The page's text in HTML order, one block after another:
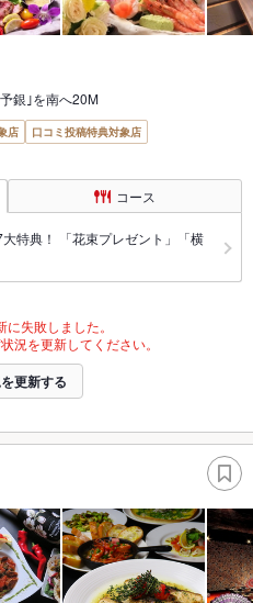
銀｣を南へ20M
店
口コミ投稿特典対象店
コース
特典！ 「花束プレゼント」「横
失敗しました。
況を更新してください。
更新する